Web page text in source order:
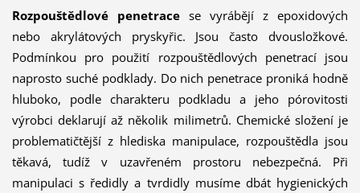
Rozpouštědlové penetrace se vyrábějí z epoxidových
nebo akrylátových pryskyřic. Jsou často dvousložkové.
Podmínkou pro použití rozpouštědlových penetrací jsou
naprosto suché podklady. Do nich penetrace proniká hodně
hluboko, podle charakteru podkladu a jeho pórovitosti
výrobci deklarují až několik milimetrů. Chemické složení je
problematičtější z hlediska manipulace, rozpouštědla jsou
těkavá, tudíž v uzavřeném prostoru nebezpečná. Při
manipulaci s ředidly a tvrdidly musíme dbát hygienických